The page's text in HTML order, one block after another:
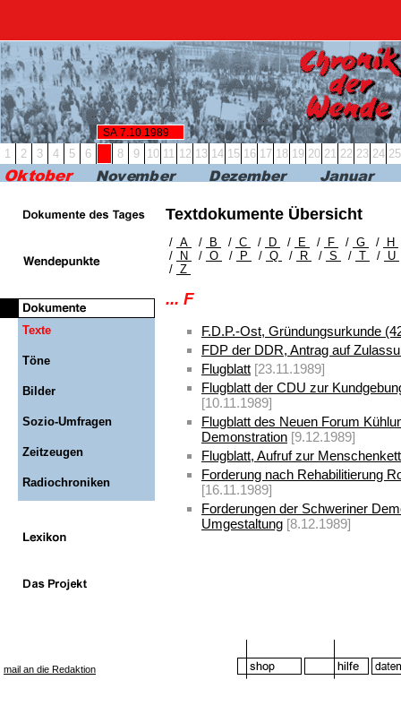
SA 7.10.1989
1 2 3 4 5 6 8 9 10 11 12 13 14 15 16 17 18 19 20 21 22 23 24 25
Texte
Töne
Bilder
Sozio-Umfragen
Zeitzeugen
Radiochroniken
Textdokumente Übersicht
/ A / B / C / D / E / F / G / H
/
N / O / P / Q / R / S / T / U
/ Z
... F
F.D.P.-Ost, Gründungsurkunde
FDP der DDR, Antrag auf
Flugblatt [23.11.1989]
Flugblatt der CDU zur
[10.11.1989]
Flugblatt des Neuen Forum
Demonstration [9.12.1989]
Flugblatt, Aufruf zur
Forderung nach Rehabilitierung
[16.11.1989]
Forderungen der Schweriner
Umgestaltung [8.12.1989]
mail an die Redaktion